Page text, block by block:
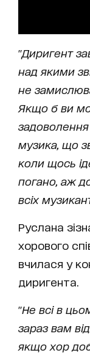
"Диригент
над якими
не
Якщо б ви
музика, що
коли щось
погано, аж
всіх
Руслана
хорового
вчилася у
диригента.
"Не всі в
зараз вам
якщо хор